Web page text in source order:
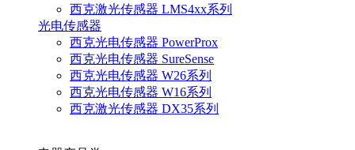
西克激光传感器 LMS4xx系列
光电传感器
西克光电传感器 PowerProx
西克光电传感器 SureSense
西克光电传感器 W26系列
西克光电传感器 W16系列
西克激光传感器 DX35系列